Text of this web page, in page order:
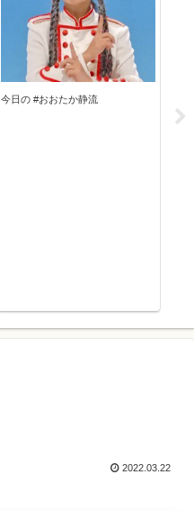
今日の #おおたか静流
2022.03.22